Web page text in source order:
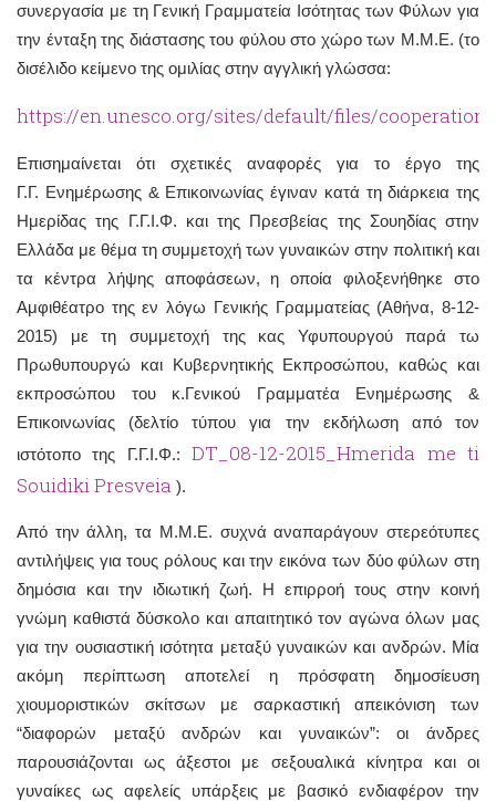
συνεργασία με τη Γενική Γραμματεία Ισότητας των Φύλων για
την ένταξη της διάστασης του φύλου στο χώρο των Μ.Μ.Ε. (το
δισέλιδο κείμενο της ομιλίας στην αγγλική γλώσσα:
https://en.unesco.org/sites/default/files/
Επισημαίνεται ότι σχετικές αναφορές για το έργο της
Γ.Γ. Ενημέρωσης & Επικοινωνίας έγιναν κατά τη διάρκεια της
Ημερίδας της Γ.Γ.Ι.Φ. και της Πρεσβείας της Σουηδίας στην
Ελλάδα με θέμα τη συμμετοχή των γυναικών στην πολιτική και
τα κέντρα λήψης αποφάσεων, η οποία φιλοξενήθηκε στο
Αμφιθέατρο της εν λόγω Γενικής Γραμματείας (Αθήνα, 8-12-
2015) με τη συμμετοχή της κας Υφυπουργού παρά τω
Πρωθυπουργώ και Κυβερνητικής Εκπροσώπου, καθώς και
εκπροσώπου του κ.Γενικού Γραμματέα Ενημέρωσης &
Επικοινωνίας (δελτίο τύπου για την εκδήλωση από τον
ιστότοπο της Γ.Γ.Ι.Φ.:DT_08-12-2015_Hmerida me ti
Souidiki Presveia ).
Από την άλλη, τα Μ.Μ.Ε. συχνά αναπαράγουν στερεότυπες
αντιλήψεις για τους ρόλους και την εικόνα των δύο φύλων στη
δημόσια και την ιδιωτική ζωή. Η επιρροή τους στην κοινή
γνώμη καθιστά δύσκολο και απαιτητικό τον αγώνα όλων μας
για την ουσιαστική ισότητα μεταξύ γυναικών και ανδρών. Μία
ακόμη περίπτωση αποτελεί η πρόσφατη δημοσίευση
χιουμοριστικών σκίτσων με σαρκαστική απεικόνιση των
“διαφορών μεταξύ ανδρών και γυναικών”: οι άνδρες
παρουσιάζονται ως άξεστοι με σεξουαλικά κίνητρα και οι
γυναίκες ως αφελείς υπάρξεις με βασικό ενδιαφέρον την